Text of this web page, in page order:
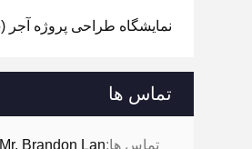
نمایشگاه طراحی پروژه آجر (15)
تماس ها
تماس ها:Mr. Brandon Lan